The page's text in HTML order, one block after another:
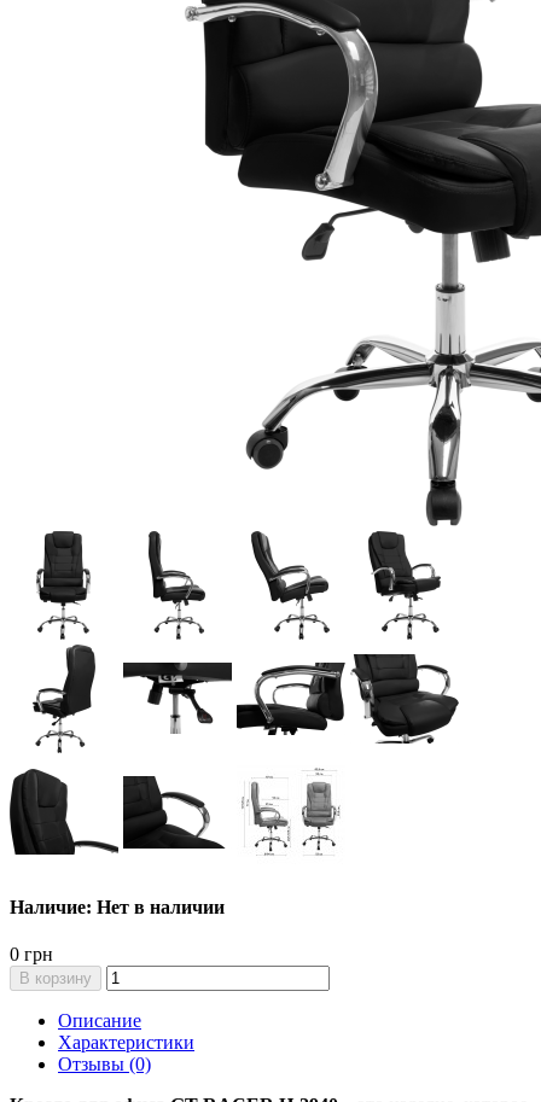
Наличие: Нет в наличии
0 грн
В корзину
Описание
Характеристики
Отзывы (0)